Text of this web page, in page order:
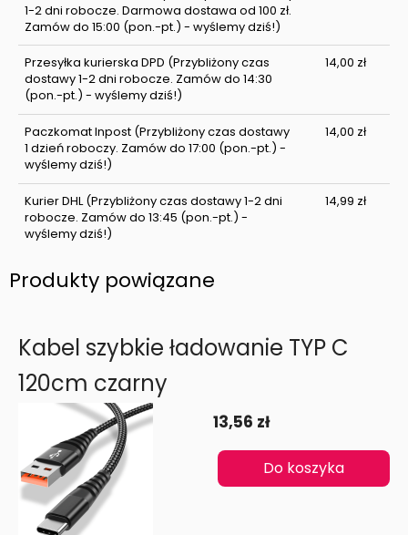
1-2 dni robocze. Darmowa dostawa od 100 zł.
Zamów do 15:00 (pon.-pt.) - wyślemy dziś!)
Przesyłka kurierska DPD (Przybliżony czas
dostawy 1-2 dni robocze. Zamów do 14:30
(pon.-pt.) - wyślemy dziś!)
14,00 zł
Paczkomat Inpost(Przybliżony czas dostawy
1 dzień roboczy. Zamów do 17:00 (pon.-pt.) -
wyślemy dziś!)
14,00 zł
Kurier DHL(Przybliżony czas dostawy 1-2 dni
robocze. Zamów do 13:45 (pon.-pt.) -
wyślemy dziś!)
14,99 zł
Produkty powiązane
Kabel szybkie ładowanie TYP C
120cm czarny
13,56 zł
Do koszyka